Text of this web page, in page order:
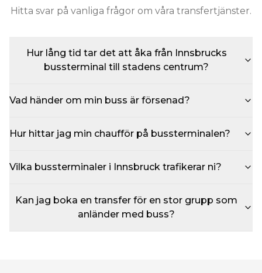
Hitta svar på vanliga frågor om våra transfertjänster.
Hur lång tid tar det att åka från Innsbrucks
bussterminal till stadens centrum?
Vad händer om min buss är försenad?
Hur hittar jag min chaufför på bussterminalen?
Vilka bussterminaler i Innsbruck trafikerar ni?
Kan jag boka en transfer för en stor grupp som
anländer med buss?